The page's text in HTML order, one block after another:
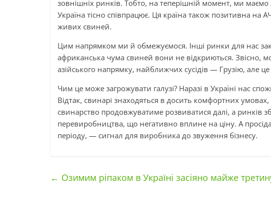
зовнішніх ринків. Тобто, на теперішній момент, ми
Україна тісно співпрацює. Ця країна також позитивна на
живих свиней.
Цим напрямком ми й обмежуємося. Інші ринки для нас
африканська чума свиней вони не відкриються. Звісно,
азійського напрямку, найближчих сусідів — Грузію, але це
Чим це може загрожувати галузі? Наразі в Україні нас
Відтак, свинарі знаходяться в досить комфортних
свинарство продовжуватиме розвиватися далі, а ринків
перевиробництва, що негативно вплине на ціну. А
періоду, — сигнал для виробника до звуження бізнесу.
← Озимим ріпаком в Україні засіяно майже